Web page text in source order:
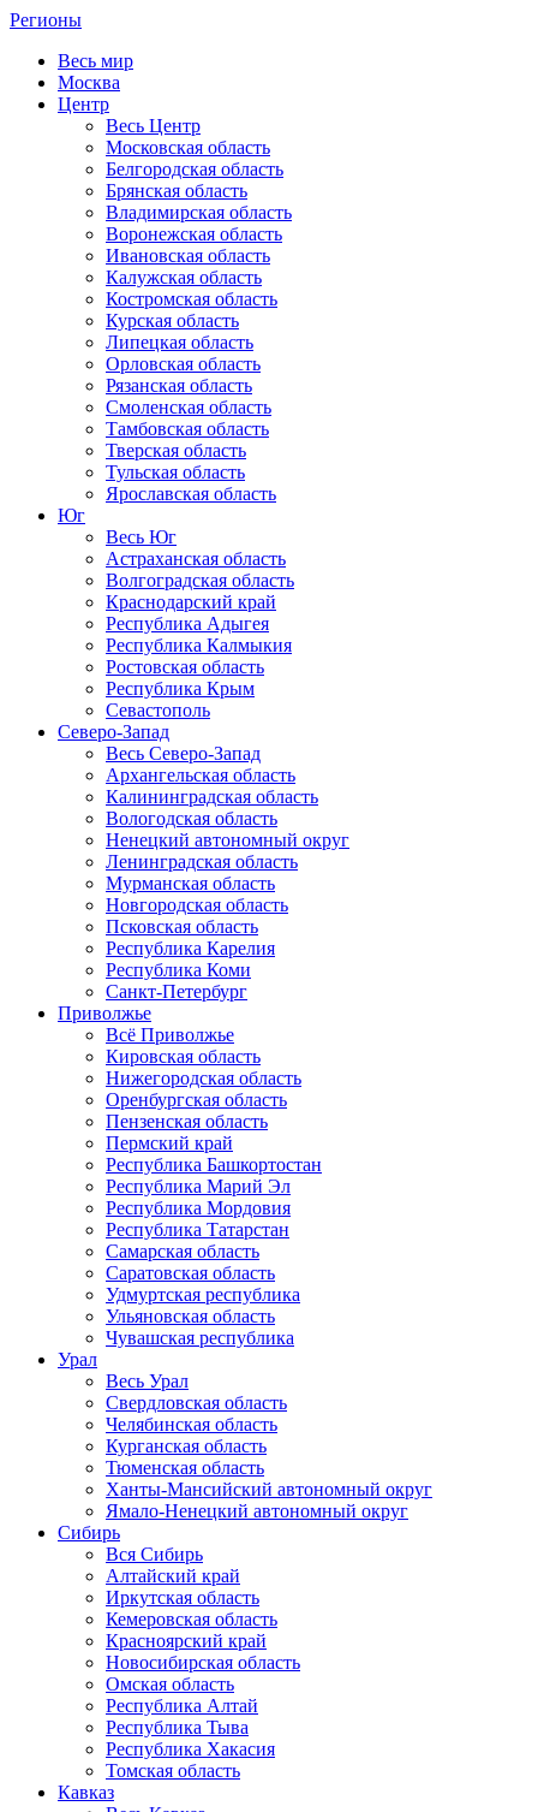
Регионы
Весь мир
Москва
Центр
Весь Центр
Московская область
Белгородская область
Брянская область
Владимирская область
Воронежская область
Ивановская область
Калужская область
Костромская область
Курская область
Липецкая область
Орловская область
Рязанская область
Смоленская область
Тамбовская область
Тверская область
Тульская область
Ярославская область
Юг
Весь Юг
Астраханская область
Волгоградская область
Краснодарский край
Республика Адыгея
Республика Калмыкия
Ростовская область
Республика Крым
Севастополь
Северо-Запад
Весь Северо-Запад
Архангельская область
Калининградская область
Вологодская область
Ненецкий автономный округ
Ленинградская область
Мурманская область
Новгородская область
Псковская область
Республика Карелия
Республика Коми
Санкт-Петербург
Приволжье
Всё Приволжье
Кировская область
Нижегородская область
Оренбургская область
Пензенская область
Пермский край
Республика Башкортостан
Республика Марий Эл
Республика Мордовия
Республика Татарстан
Самарская область
Саратовская область
Удмуртская республика
Ульяновская область
Чувашская республика
Урал
Весь Урал
Свердловская область
Челябинская область
Курганская область
Тюменская область
Ханты-Мансийский автономный округ
Ямало-Ненецкий автономный округ
Сибирь
Вся Сибирь
Алтайский край
Иркутская область
Кемеровская область
Красноярский край
Новосибирская область
Омская область
Республика Алтай
Республика Тыва
Республика Хакасия
Томская область
Кавказ